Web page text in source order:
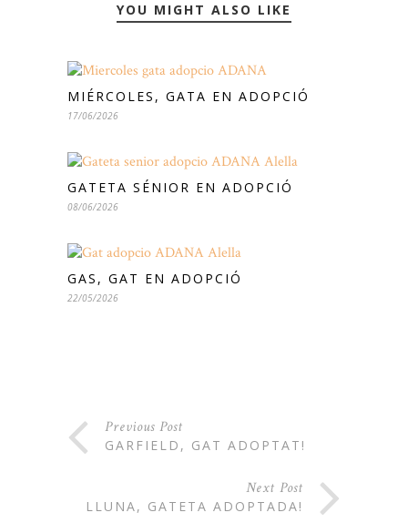
YOU MIGHT ALSO LIKE
MIÉRCOLES, GATA EN ADOPCIÓ
17/06/2026
GATETA SÉNIOR EN ADOPCIÓ
08/06/2026
GAS, GAT EN ADOPCIÓ
22/05/2026
Previous Post
GARFIELD, GAT ADOPTAT!
Next Post
LLUNA, GATETA ADOPTADA!